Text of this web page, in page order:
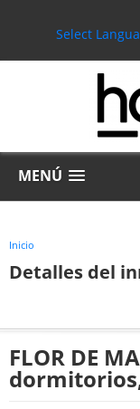
Select
MENÚ
Inicio
Detalles del
FLOR DE